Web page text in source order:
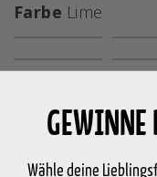
Farbe Lime
GEWINNE
Wähle deine